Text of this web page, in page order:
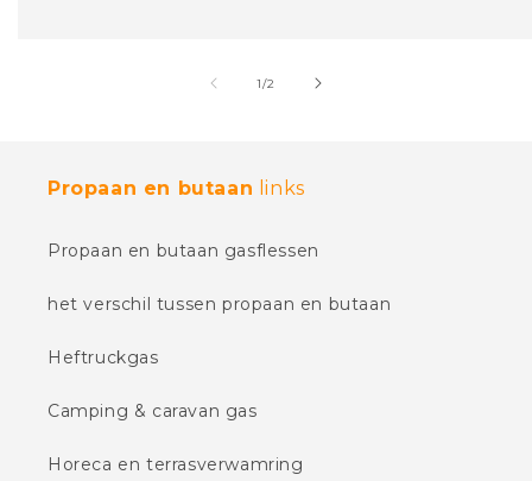
1/van
2
Propaan en butaan links
Propaan en butaan gasflessen
het verschil tussen propaan en butaan
Heftruckgas
Camping & caravan gas
Horeca en terrasverwamring